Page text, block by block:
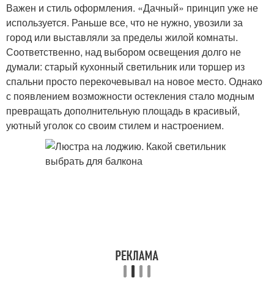
Важен и стиль оформления. «Дачный» принцип уже не
используется. Раньше все, что не нужно, увозили за
город или выставляли за пределы жилой комнаты.
Соответственно, над выбором освещения долго не
думали: старый кухонный светильник или торшер из
спальни просто перекочевывал на новое место. Однако
с появлением возможности остекления стало модным
превращать дополнительную площадь в красивый,
уютный уголок со своим стилем и настроением.